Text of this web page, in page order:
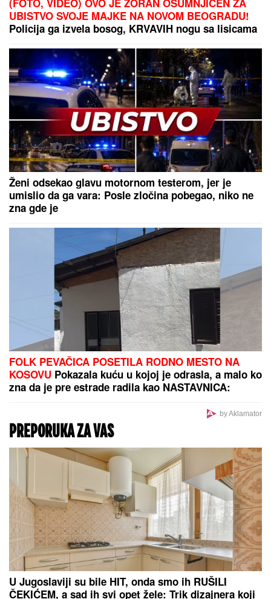
RIJALITI ZVEZDA ŽIVI U RASKOŠNOJ VILI U
BEOGRADUKuća ima 132 kvadrata, a samo kupatilo
je kao GARSONJERA: "On je jedini naslednik"
ZBOG INTIMNIH ODNOSA, PA GA
ZVERSKI MUČILA DO SMRTI!
Otkrivamo detalje ubistva na
Karaburmi koji LEDE KRV: Izdahnuo
u najgorim mukama dok su ga
osumnjičeni pljačkali